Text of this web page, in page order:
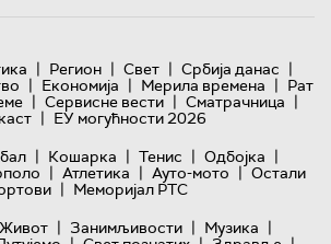
| Регион | Свет | Србија данас |
| Економија | Мерила времена | Рат
| Сервисне вести | Сматрачница |
| ЕУ могућности 2026
| Кошарка | Тенис | Одбојка |
| Атлетика | Ауто-мото | Остали
| Меморијал РТС
Живот | Занимљивости | Музика |